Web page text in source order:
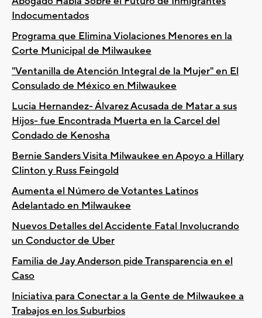
Indocumentados
Programa que Elimina Violaciones Menores en la
Corte Municipal de Milwaukee
"Ventanilla de Atención Integral de la Mujer" en El
Consulado de México en Milwaukee
Lucia Hernandez- Álvarez Acusada de Matar a sus
Hijos- fue Encontrada Muerta en la Carcel del
Condado de Kenosha
Bernie Sanders Visita Milwaukee en Apoyo a Hillary
Clinton y Russ Feingold
Aumenta el Número de Votantes Latinos
Adelantado en Milwaukee
Nuevos Detalles del Accidente Fatal Involucrando
un Conductor de Uber
Familia de Jay Anderson pide Transparencia en el
Caso
Iniciativa para Conectar a la Gente de Milwaukee a
Trabajos en los Suburbios